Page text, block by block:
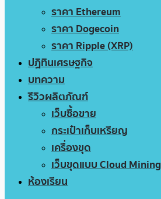
ราคา Ethereum
ราคา Dogecoin
ราคา Ripple (XRP)
ปฏิทินเศรษฐกิจ
บทความ
รีวิวผลิตภัณฑ์
เว็บซื้อขาย
กระเป๋าเก็บเหรียญ
เครื่องขุด
เว็บขุดแบบ Cloud Mining
ห้องเรียน